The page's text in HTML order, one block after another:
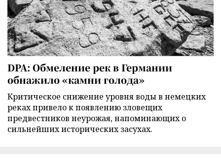
DPA: Обмеление рек в Германии
обнажило «камни голода»
Критическое снижение уровня воды в немецких
реках привело к появлению зловещих
предвестников неурожая, напоминающих о
сильнейших исторических засухах.